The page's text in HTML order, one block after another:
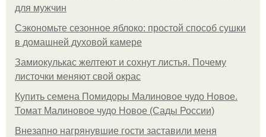
для мужчин
Сэкономьте сезонное яблоко: простой способ сушки
в домашней духовой камере
Замиокулькас желтеют и сохнут листья. Почему
листочки меняют свой окрас
Купить семена Помидоры Малиновое чудо Новое.
Томат Малиновое чудо Новое (Сады России)
Внезапно нагрянувшие гости заставили меня